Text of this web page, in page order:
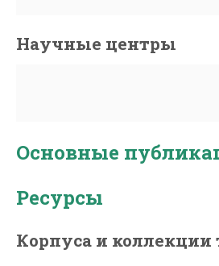
Научные центры
Основные
Ресурсы
Корпуса и коллекции